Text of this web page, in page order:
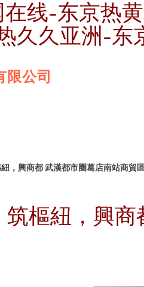
线-东京热
久久亚洲-
限公司
，興商都 武漢都市圈葛店南站商貿
筑樞紐，興商